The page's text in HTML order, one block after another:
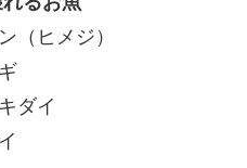
（ヒメジ）
ダイ